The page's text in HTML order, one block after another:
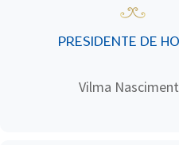
PRESIDENTE DE
Vilma